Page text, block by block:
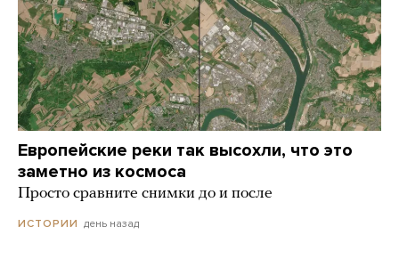
Европейские реки так высохли, что это
заметно из космоса
Просто сравните снимки до и после
ИСТОРИИ день назад